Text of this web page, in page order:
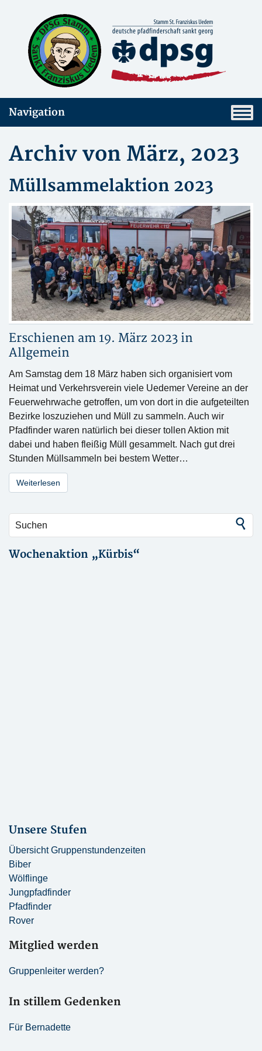
Navigation
Archiv von März, 2023
Müllsammelaktion 2023
Erschienen am 19. März 2023 in
Allgemein
Am Samstag dem 18 März haben sich organisiert vom
Heimat und Verkehrsverein viele Uedemer Vereine an der
Feuerwehrwache getroffen, um von dort in die aufgeteilten
Bezirke loszuziehen und Müll zu sammeln. Auch wir
Pfadfinder waren natürlich bei dieser tollen Aktion mit
dabei und haben fleißig Müll gesammelt. Nach gut drei
Stunden Müllsammeln bei bestem Wetter…
Weiterlesen
Wochenaktion „Kürbis“
Unsere Stufen
Übersicht Gruppenstundenzeiten
Biber
Wölflinge
Jungpfadfinder
Pfadfinder
Rover
Mitglied werden
Gruppenleiter werden?
In stillem Gedenken
Für Bernadette